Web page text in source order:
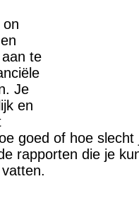
on
te
Je
en
goed of hoe
rapporten die je